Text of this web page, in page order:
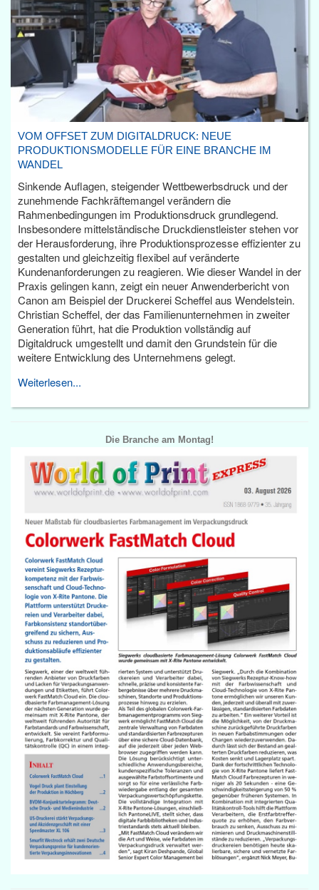
VOM OFFSET ZUM DIGITALDRUCK: NEUE
PRODUKTIONSMODELLE FÜR EINE BRANCHE IM
WANDEL
Sinkende Auflagen, steigender Wettbewerbsdruck und der
zunehmende Fachkräftemangel verändern die
Rahmenbedingungen im Produktionsdruck grundlegend.
Insbesondere mittelständische Druckdienstleister stehen vor
der Herausforderung, ihre Produktionsprozesse effizienter zu
gestalten und gleichzeitig flexibel auf veränderte
Kundenanforderungen zu reagieren. Wie dieser Wandel in der
Praxis gelingen kann, zeigt ein neuer Anwenderbericht von
Canon am Beispiel der Druckerei Scheffel aus Wendelstein.
Christian Scheffel, der das Familienunternehmen in zweiter
Generation führt, hat die Produktion vollständig auf
Digitaldruck umgestellt und damit den Grundstein für die
weitere Entwicklung des Unternehmens gelegt.
Weiterlesen...
Die Branche am Montag!